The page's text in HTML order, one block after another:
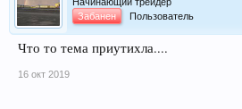
Забанен
Пользователь
Что то тема приутихла....
16 окт 2019